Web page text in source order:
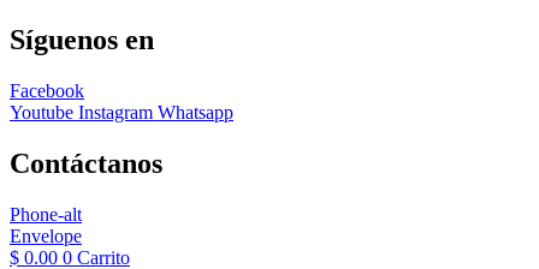
Síguenos en
Facebook
Youtube Instagram Whatsapp
Contáctanos
Phone-alt
Envelope
$ 0.00 0 Carrito